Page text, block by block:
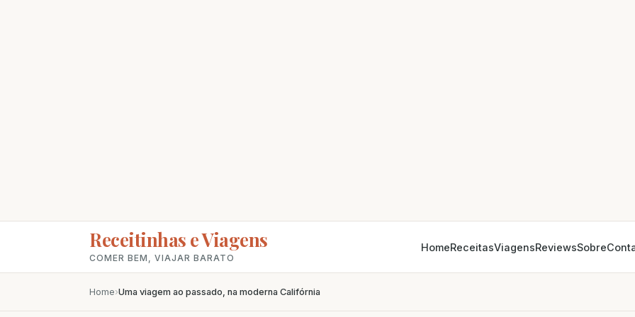
Receitinhas e Viagens
COMER BEM, VIAJAR BARATO
HomeReceitasViagensReviewsSobre
Home›Uma viagem ao passado, na moderna Califórnia